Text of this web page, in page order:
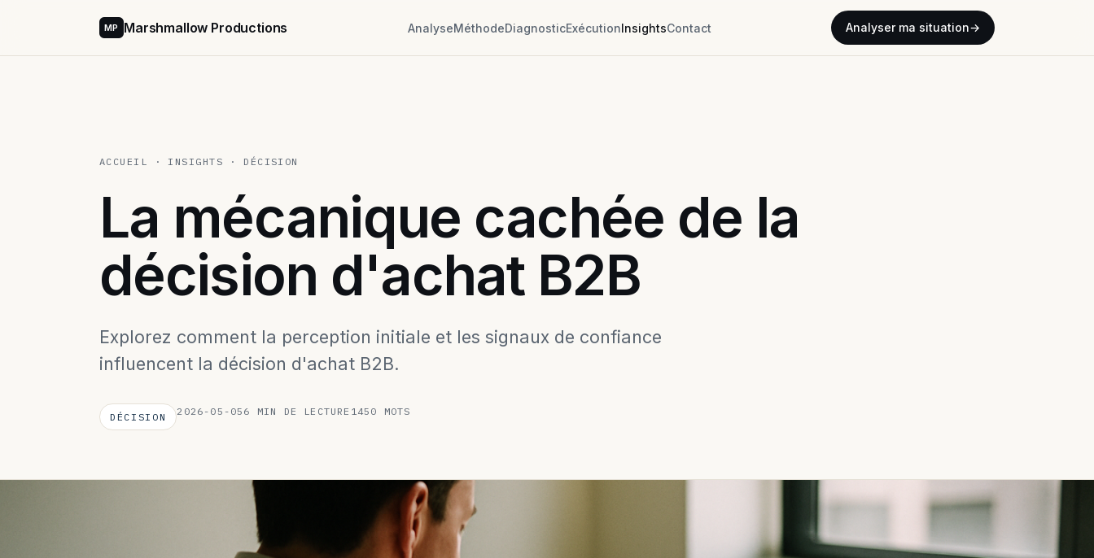
MP Marshmallow Productions AnalyseMéthodeDiagnosticExécutionInsightsContact Analyser ma situation→
ACCUEIL · INSIGHTS · DÉCISION
La mécanique cachée de la
décision d'achat B2B
Explorez comment la perception initiale et les signaux de confiance
influencent la décision d'achat B2B.
DÉCISION 2026-05-05 6 MIN DE LECTURE 1450 MOTS